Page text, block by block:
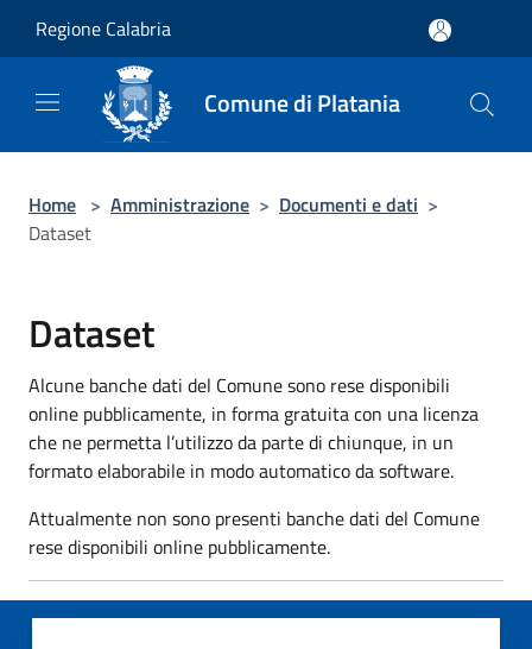
Regione Calabria
Comune di Platania
Home > Amministrazione > Documenti e dati >
Dataset
Dataset
Alcune banche dati del Comune sono rese disponibili
online pubblicamente, in forma gratuita con una licenza
che ne permetta l’utilizzo da parte di chiunque, in un
formato elaborabile in modo automatico da software.
Attualmente non sono presenti banche dati del Comune
rese disponibili online pubblicamente.